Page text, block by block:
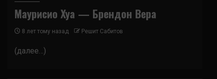
Маурисио Хуа — Брендон Вера
8 лет тому назад Решит Сабитов
(далее…)